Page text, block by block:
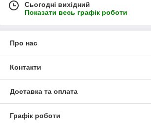
Сьогодні вихідний
Показати весь графік роботи
Про нас
Контакти
Доставка та оплата
Графік роботи